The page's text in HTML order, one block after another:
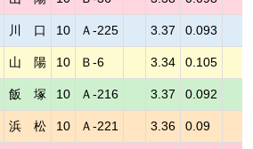
川 口 10 Ａ-225 3.37 0.093
山 陽 10 Ｂ-6 3.34 0.105
飯 塚 10 Ａ-216 3.37 0.092
浜 松 10 Ａ-221 3.36 0.09